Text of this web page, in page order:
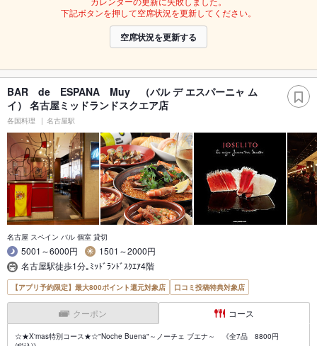
下記ボタンを押して空席状況を更新してください。
空席状況を更新する
BAR de ESPANA Muy （バル デ エスパーニャ ム
イ） 名古屋ミッドランドスクエア店
各国料理 名古屋駅
名古屋 スペイン バル 個室 貸切
5001～6000円
1501～2000円
名古屋駅徒歩1分｡ﾐｯﾄﾞﾗﾝﾄﾞｽｸｴｱ4階
【アプリ予約限定】最大800ポイント還元対象店 口コミ投稿特典対象店
クーポン コース
☆★X'mas特別コース★☆"Noche Buena"～ノーチェ ブエナ～ 《全7品 8800円